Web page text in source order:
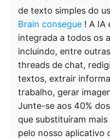
de texto simples do
Brain consegue ! A IA
integrada a todos os
incluindo, entre
threads de chat,
textos, extrair
trabalho, gerar
Junte-se aos 40%
que substituíram
pelo nosso aplicativo